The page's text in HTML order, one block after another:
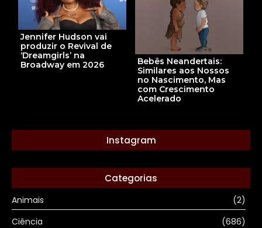
Jennifer Hudson vai
produzir o Revival de
‘Dreamgirls’ na
Broadway em 2026
Bebês Neandertais:
Similares aos Nossos
no Nascimento, Mas
com Crescimento
Acelerado
Instagram
Categorias
Animais
(2)
Ciência
(686)